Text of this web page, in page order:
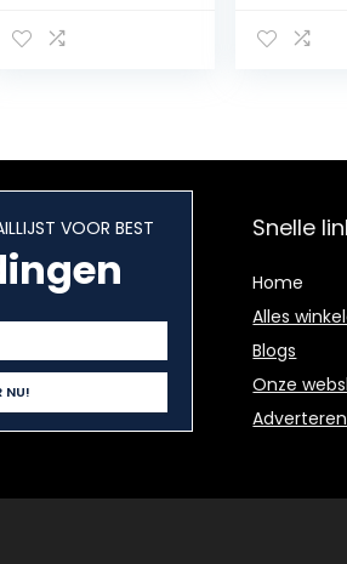
Halloween,
Kunai and Ninja
Shuriken
Polished
Black
Dress
VOOR BEST Snelle
Home
Alles
Blogs
Onze
Adverteren